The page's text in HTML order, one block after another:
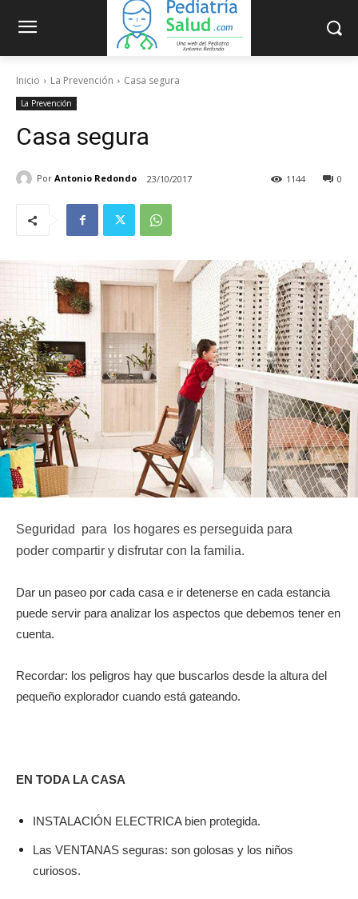
Inicio La Prevención Casa segura
La Prevención
Casa segura
Por Antonio Redondo 23/10/2017 0
1144
Seguridad para
los hogares es perseguida para
poder compartir y disfrutar con la familia.
Dar un paseo por cada casa e ir detenerse en cada estancia
puede servir para analizar los aspectos que debemos tener en
cuenta.
Recordar: los peligros hay que buscarlos desde la altura del
pequeño explorador cuando está gateando.
EN TODA LA CASA
INSTALACIÓN ELECTRICA bien protegida.
Las VENTANAS seguras: son golosas y los niños
curiosos.